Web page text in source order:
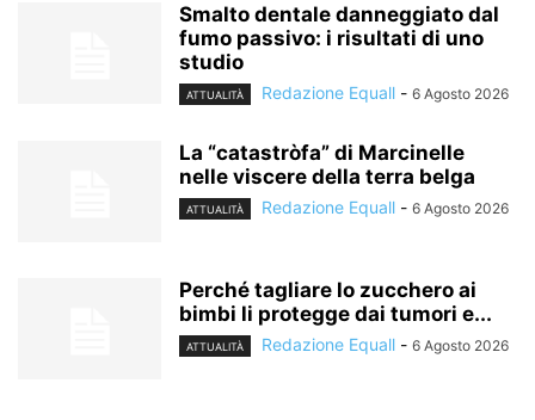
Smalto dentale danneggiato dal
fumo passivo: i risultati di uno
studio
ATTUALITÀ Redazione Equall - 6 Agosto 2026
La “catastròfa” di Marcinelle
nelle viscere della terra belga
ATTUALITÀ Redazione Equall - 6 Agosto 2026
Perché tagliare lo zucchero ai
bimbi li protegge dai tumori e...
ATTUALITÀ Redazione Equall - 6 Agosto 2026